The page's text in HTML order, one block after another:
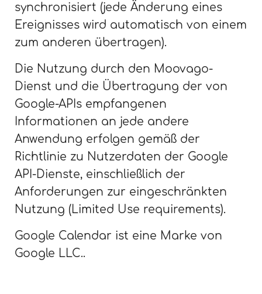
synchronisiert (jede Änderung eines
Ereignisses wird automatisch von einem
zum anderen übertragen).
Die Nutzung durch den Moovago-
Dienst und die Übertragung der von
Google-APIs empfangenen
Informationen an jede andere
Anwendung erfolgen gemäß der
Richtlinie zu Nutzerdaten der Google
API-Dienste, einschließlich der
Anforderungen zur eingeschränkten
Nutzung (Limited Use requirements).
Google Calendar ist eine Marke von
Google LLC..